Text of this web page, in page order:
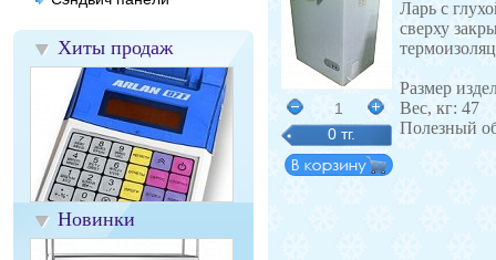
Хиты продаж
Новинки
1
0 тг.
Ларь с
сверху
Размер
Вес, кг: 47
Полезный